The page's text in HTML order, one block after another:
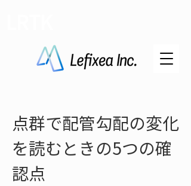
点群で配管勾配の変化
を読むときの5つの確
認点